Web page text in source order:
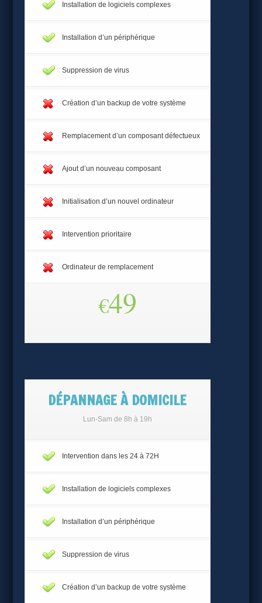
Installation de logiciels complexes
Installation d’un périphérique
Suppression de virus
Création d’un backup de votre système
Remplacement d’un composant défectueux
Ajout d’un nouveau composant
Initialisation d’un nouvel ordinateur
Intervention prioritaire
Ordinateur de remplacement
€49
DÉPANNAGE À DOMICILE
Lun-Sam de 8h à 19h
Intervention dans les 24 à 72H
Installation de logiciels complexes
Installation d’un périphérique
Suppression de virus
Création d’un backup de votre système